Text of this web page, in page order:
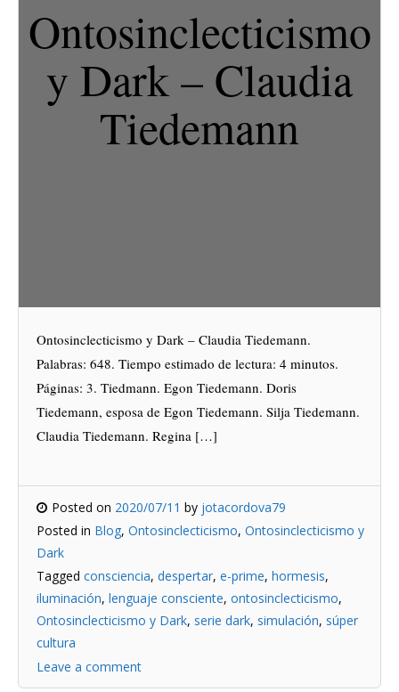
Ontosinclecticismo
y Dark – Claudia
Tiedemann
Ontosinclecticismo y Dark – Claudia Tiedemann.
Palabras: 648. Tiempo estimado de lectura: 4 minutos.
Páginas: 3. Tiedmann. Egon Tiedemann. Doris
Tiedemann, esposa de Egon Tiedemann. Silja Tiedemann.
Claudia Tiedemann. Regina […]
Posted on 2020/07/11 by jotacordova79
Posted in Blog, Ontosinclecticismo, Ontosinclecticismo y
Dark
Tagged consciencia, despertar, e-prime, hormesis,
iluminación, lenguaje consciente, ontosinclecticismo,
Ontosinclecticismo y Dark, serie dark, simulación, súper
cultura
Leave a comment